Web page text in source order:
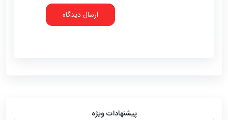
پیشنهادات ویژه